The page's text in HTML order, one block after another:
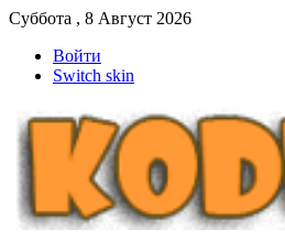
Суббота , 8 Август 2026
Войти
Switch skin